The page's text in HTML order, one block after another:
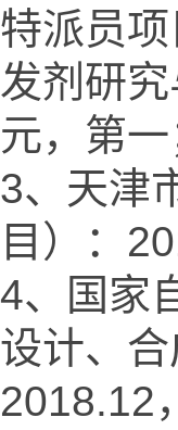
特派员
发剂研
元，第一
3、天津
目）：
4、国家
设计、
2018.12